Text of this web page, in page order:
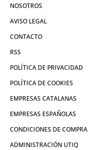
NOSOTROS
AVISO LEGAL
CONTACTO
RSS
POLÍTICA DE PRIVACIDAD
POLÍTICA DE COOKIES
EMPRESAS CATALANAS
EMPRESAS ESPAÑOLAS
CONDICIONES DE COMPRA
ADMINISTRACIÓN UTIQ